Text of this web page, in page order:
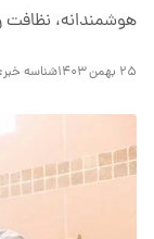
هوشمندانه، نظافت
۲۵ بهمن ۱۴۰۳ شناسه خبر: